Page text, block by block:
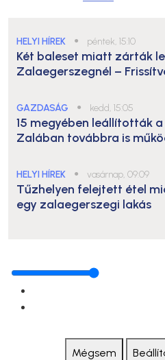
HELYI HÍREK ● péntek, 15:10
Két baleset miatt zárták
Zalaegerszegnél –
GAZDASÁG ● kedd, 15:05
15 megyében leállították a
Zalában továbbra is
HELYI HÍREK ● vasárnap, 09:09
Tűzhelyen felejtett étel
egy zalaegerszegi lakás
Mégsem